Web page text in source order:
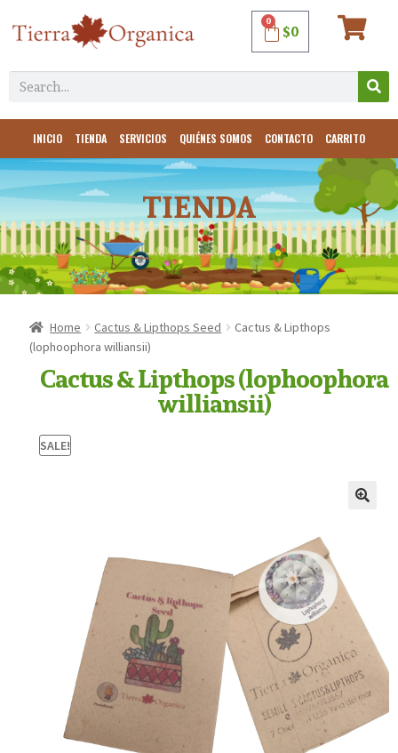
$0
0
INICIO TIENDA SERVICIOS QUIÉNES SOMOS CONTACTO CARRITO
TIENDA
Home Cactus & Lipthops Seed
Cactus & Lipthops
(lophoophora williansii)
Cactus & Lipthops (lophoophora
williansii)
SALE!